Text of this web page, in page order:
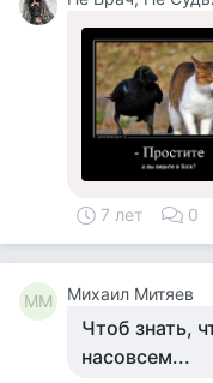
7 лет 0
ММ Михаил Митяев
Чтоб знать,
насовсем...